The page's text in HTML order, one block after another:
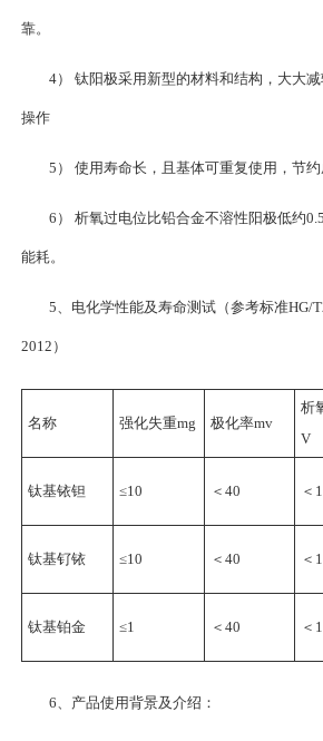
靠。
4） 钛阳极采用新型的材料和结构，大大
操作
5） 使用寿命长，且基体可重复使用，节
6） 析氧过电位比铅合金不溶性阳极低约
能耗。
5、电化学性能及寿命测试（参考标准HG/
2012）
名称 强化失重mg 极化率mv
析
V
钛基铱钽 ≤10 ＜40 ＜
钛基钌铱 ≤10 ＜40 ＜
钛基铂金 ≤1 ＜40 ＜
6、产品使用背景及介绍：